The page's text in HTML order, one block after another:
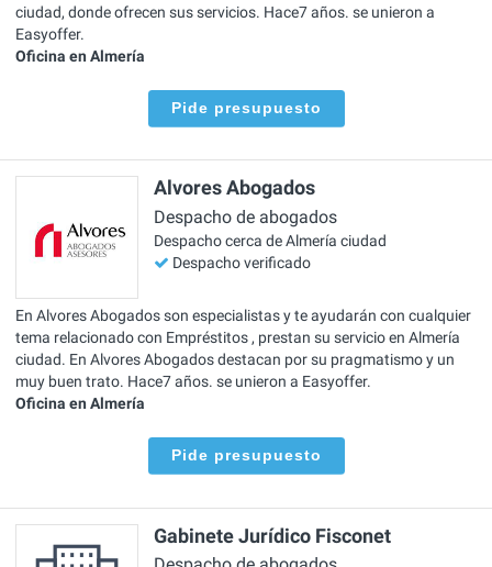
ciudad, donde ofrecen sus servicios. Hace7 años. se unieron a
Easyoffer.
Oficina en Almería
Pide presupuesto
Alvores Abogados
Despacho de abogados
Despacho cerca de Almería ciudad
Despacho verificado
En Alvores Abogados son especialistas y te ayudarán con cualquier
tema relacionado con Empréstitos , prestan su servicio en Almería
ciudad. En Alvores Abogados destacan por su pragmatismo y un
muy buen trato. Hace7 años. se unieron a Easyoffer.
Oficina en Almería
Pide presupuesto
Gabinete Jurídico Fisconet